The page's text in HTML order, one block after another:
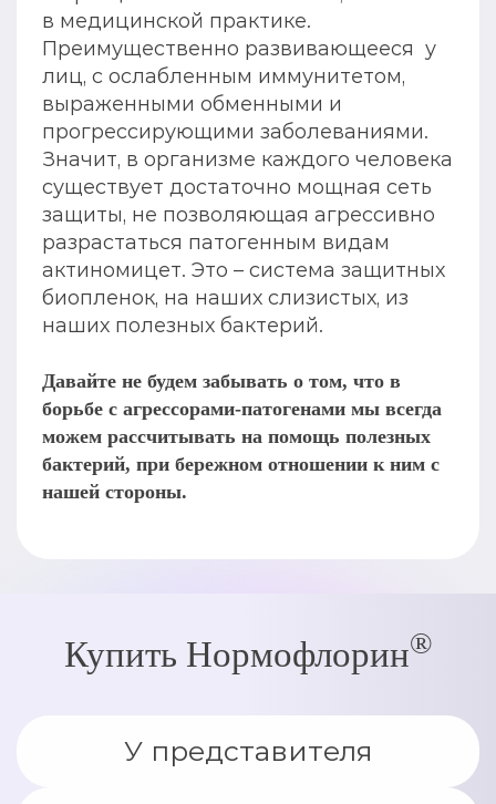
в медицинской практике.
Преимущественно развивающееся у
лиц, с ослабленным иммунитетом,
выраженными обменными и
прогрессирующими заболеваниями.
Значит, в организме каждого человека
существует достаточно мощная сеть
защиты, не позволяющая агрессивно
разрастаться патогенным видам
актиномицет. Это – система защитных
биопленок, на наших слизистых, из
наших полезных бактерий.
Давайте не будем забывать о том, что в
борьбе с агрессорами-патогенами мы всегда
можем рассчитывать на помощь полезных
бактерий, при бережном отношении к ним с
нашей стороны.
Купить Нормофлорин®
У представителя